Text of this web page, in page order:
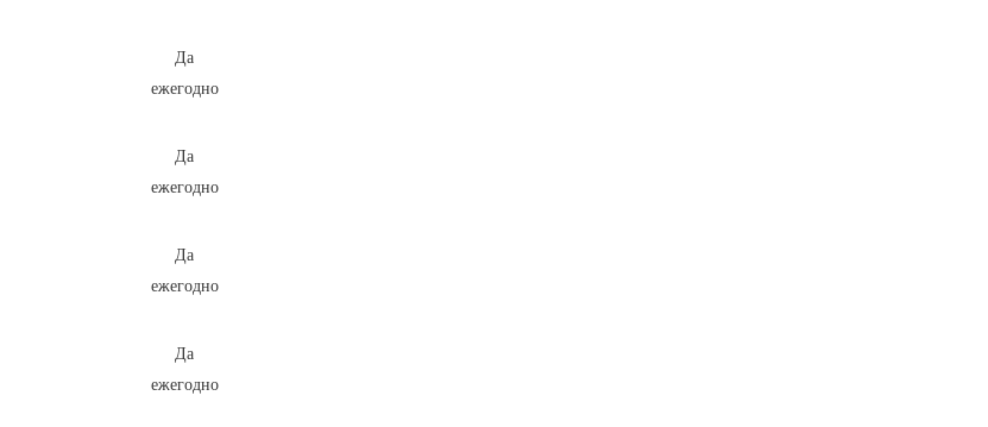
Да
ежегодно
Да
ежегодно
Да
ежегодно
Да
ежегодно